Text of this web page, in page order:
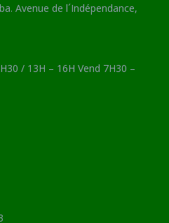
Avenue de l´Indépendance,
/ 13H – 16H Vend 7H30 –